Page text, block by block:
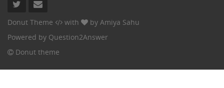
Donut Theme with by Amiya Sahu
Powered by Question2Answer
Donut theme